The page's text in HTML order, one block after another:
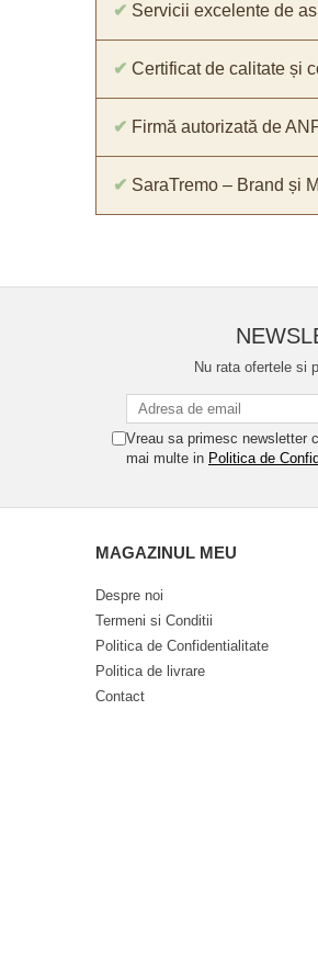
✔ Servicii excelente de
✔ Certificat de calitate și
✔ Firmă autorizată de
✔ SaraTremo – Brand și
Nu rata ofertele si
Vreau sa primesc newsletter
mai multe in Politica de
MAGAZINUL MEU
Despre noi
Termeni si Conditii
Politica de Confidentialitate
Politica de livrare
Contact